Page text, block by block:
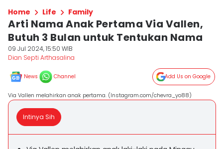
Home Life Family
Arti Nama Anak Pertama Via Vallen,
Butuh 3 Bulan untuk Tentukan Nama
09 Jul 2024, 15:50 WIB
Dian Septi Arthasalina
News Channel Add Us on Google
Via Vallen melahirkan anak pertama. (Instagram.com/chevra_yo88)
Intinya Sih